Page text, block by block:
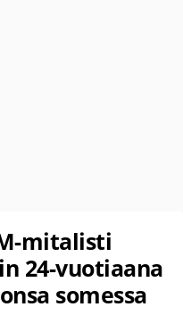
mitalisti
24-vuotiaana
somessa